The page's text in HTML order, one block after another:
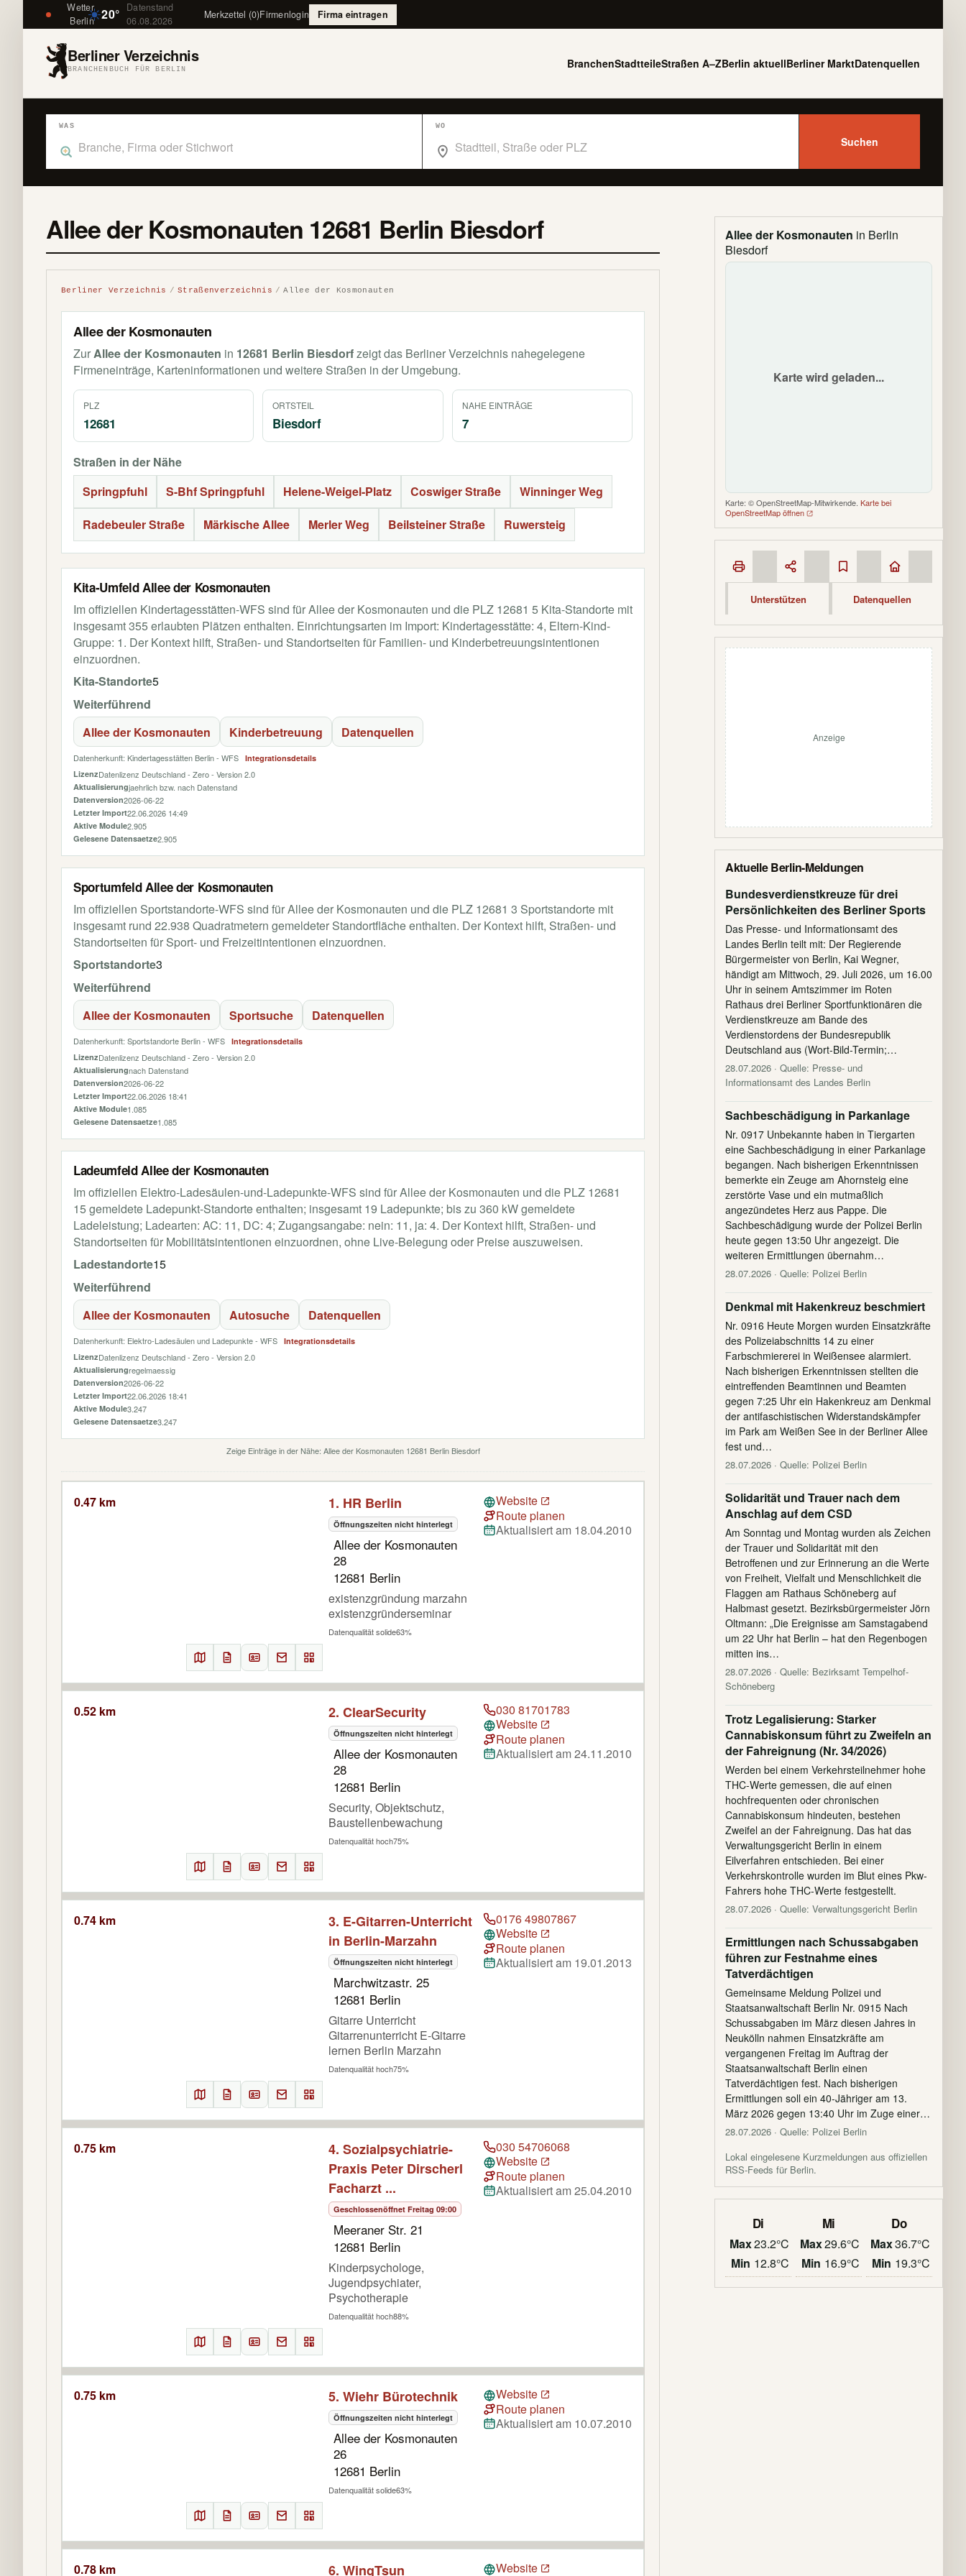
Wetter
Berlin 20°
Datenstand
06.08.2026
Merkzettel (0)Firmenlogin Firma eintragen
Berliner Verzeichnis
BRANCHENBUCH FÜR BERLIN BranchenStadtteileStraßen A–ZBerlin aktuellBerliner MarktDatenquellen
WAS WO
Suchen
Allee der Kosmonauten in Berlin
Biesdorf
Karte wird geladen...
Karte: © OpenStreetMap-Mitwirkende. Karte bei
OpenStreetMap öffnen
Unterstützen Datenquellen
Anzeige
Aktuelle Berlin-Meldungen
Bundesverdienstkreuze für drei
Persönlichkeiten des Berliner Sports
Das Presse- und Informationsamt des
Landes Berlin teilt mit: Der Regierende
Bürgermeister von Berlin, Kai Wegner,
händigt am Mittwoch, 29. Juli 2026, um 16.00
Uhr in seinem Amtszimmer im Roten
Rathaus drei Berliner Sportfunktionären die
Verdienstkreuze am Bande des
Verdienstordens der Bundesrepublik
Deutschland aus (Wort-Bild-Termin;…
28.07.2026 · Quelle: Presse- und
Informationsamt des Landes Berlin
Sachbeschädigung in Parkanlage
Nr. 0917 Unbekannte haben in Tiergarten
eine Sachbeschädigung in einer Parkanlage
begangen. Nach bisherigen Erkenntnissen
bemerkte ein Zeuge am Ahornsteig eine
zerstörte Vase und ein mutmaßlich
angezündetes Herz aus Pappe. Die
Sachbeschädigung wurde der Polizei Berlin
heute gegen 13:50 Uhr angezeigt. Die
weiteren Ermittlungen übernahm…
28.07.2026 · Quelle: Polizei Berlin
Denkmal mit Hakenkreuz beschmiert
Nr. 0916 Heute Morgen wurden Einsatzkräfte
des Polizeiabschnitts 14 zu einer
Farbschmiererei in Weißensee alarmiert.
Nach bisherigen Erkenntnissen stellten die
eintreffenden Beamtinnen und Beamten
gegen 7:25 Uhr ein Hakenkreuz am Denkmal
der antifaschistischen Widerstandskämpfer
im Park am Weißen See in der Berliner Allee
fest und…
28.07.2026 · Quelle: Polizei Berlin
Solidarität und Trauer nach dem
Anschlag auf dem CSD
Am Sonntag und Montag wurden als Zeichen
der Trauer und Solidarität mit den
Betroffenen und zur Erinnerung an die Werte
von Freiheit, Vielfalt und Menschlichkeit die
Flaggen am Rathaus Schöneberg auf
Halbmast gesetzt. Bezirksbürgermeister Jörn
Oltmann: „Die Ereignisse am Samstagabend
um 22 Uhr hat Berlin – hat den Regenbogen
mitten ins…
28.07.2026 · Quelle: Bezirksamt Tempelhof-
Schöneberg
Trotz Legalisierung: Starker
Cannabiskonsum führt zu Zweifeln an
der Fahreignung (Nr. 34/2026)
Werden bei einem Verkehrsteilnehmer hohe
THC-Werte gemessen, die auf einen
hochfrequenten oder chronischen
Cannabiskonsum hindeuten, bestehen
Zweifel an der Fahreignung. Das hat das
Verwaltungsgericht Berlin in einem
Eilverfahren entschieden. Bei einer
Verkehrskontrolle wurden im Blut eines Pkw-
Fahrers hohe THC-Werte festgestellt.
28.07.2026 · Quelle: Verwaltungsgericht Berlin
Ermittlungen nach Schussabgaben
führen zur Festnahme eines
Tatverdächtigen
Gemeinsame Meldung Polizei und
Staatsanwaltschaft Berlin Nr. 0915 Nach
Schussabgaben im März diesen Jahres in
Neukölln nahmen Einsatzkräfte am
vergangenen Freitag im Auftrag der
Staatsanwaltschaft Berlin einen
Tatverdächtigen fest. Nach bisherigen
Ermittlungen soll ein 40-Jähriger am 13.
März 2026 gegen 13:40 Uhr im Zuge einer…
28.07.2026 · Quelle: Polizei Berlin
Lokal eingelesene Kurzmeldungen aus offiziellen
RSS-Feeds für Berlin.
Di
Max23.2°C
Min 12.8°C
Mi
Max29.6°C
Min 16.9°C
Do
Max36.7°C
Min 19.3°C
Allee der Kosmonauten 12681 Berlin Biesdorf
Berliner Verzeichnis Straßenverzeichnis Allee der Kosmonauten
Allee der Kosmonauten
ZurAllee der Kosmonauten in 12681 Berlin Biesdorfzeigt das Berliner Verzeichnis nahegelegene
Firmeneinträge, Karteninformationen und weitere Straßen in der Umgebung.
PLZ
12681
ORTSTEIL
Biesdorf
NAHE EINTRÄGE
7
Straßen in der Nähe
Springpfuhl
S-Bhf Springpfuhl Helene-Weigel-Platz Coswiger Straße
Winninger Weg
Radebeuler Straße
Märkische Allee Merler Weg Beilsteiner Straße Ruwersteig
Kita-Umfeld Allee der Kosmonauten
Im offiziellen Kindertagesstätten-WFS sind für Allee der Kosmonauten und die PLZ 12681 5 Kita-Standorte mit
insgesamt 355 erlaubten Plätzen enthalten. Einrichtungsarten im Import: Kindertagesstätte: 4, Eltern-Kind-
Gruppe: 1. Der Kontext hilft, Straßen- und Standortseiten für Familien- und Kinderbetreuungsintentionen
einzuordnen.
Kita-Standorte5
Weiterführend
Allee der Kosmonauten
Kinderbetreuung Datenquellen
Datenherkunft: Kindertagesstätten Berlin - WFS Integrationsdetails
LizenzDatenlizenz Deutschland - Zero - Version 2.0
Aktualisierungjaehrlich bzw. nach Datenstand
Datenversion2026-06-22
Letzter Import22.06.2026 14:49
Aktive Module2.905
Gelesene Datensaetze2.905
Sportumfeld Allee der Kosmonauten
Im offiziellen Sportstandorte-WFS sind für Allee der Kosmonauten und die PLZ 12681 3 Sportstandorte mit
insgesamt rund 22.938 Quadratmetern gemeldeter Standortfläche enthalten. Der Kontext hilft, Straßen- und
Standortseiten für Sport- und Freizeitintentionen einzuordnen.
Sportstandorte3
Weiterführend
Allee der Kosmonauten
Sportsuche Datenquellen
Datenherkunft: Sportstandorte Berlin - WFS Integrationsdetails
LizenzDatenlizenz Deutschland - Zero - Version 2.0
Aktualisierungnach Datenstand
Datenversion2026-06-22
Letzter Import22.06.2026 18:41
Aktive Module1.085
Gelesene Datensaetze1.085
Ladeumfeld Allee der Kosmonauten
Im offiziellen Elektro-Ladesäulen-und-Ladepunkte-WFS sind für Allee der Kosmonauten und die PLZ 12681
15 gemeldete Ladepunkt-Standorte enthalten; insgesamt 19 Ladepunkte; bis zu 360 kW gemeldete
Ladeleistung; Ladearten: AC: 11, DC: 4; Zugangsangabe: nein: 11, ja: 4. Der Kontext hilft, Straßen- und
Standortseiten für Mobilitätsintentionen einzuordnen, ohne Live-Belegung oder Preise auszuweisen.
Ladestandorte15
Weiterführend
Allee der Kosmonauten
Autosuche Datenquellen
Datenherkunft: Elektro-Ladesäulen und Ladepunkte - WFS Integrationsdetails
LizenzDatenlizenz Deutschland - Zero - Version 2.0
Aktualisierungregelmaessig
Datenversion2026-06-22
Letzter Import22.06.2026 18:41
Aktive Module3.247
Gelesene Datensaetze3.247
Zeige Einträge in der Nähe: Allee der Kosmonauten 12681 Berlin Biesdorf
0.47 km 1. HR Berlin
Öffnungszeiten nicht hinterlegt
Allee der Kosmonauten
28
12681 Berlin
existenzgründung marzahn
existenzgründerseminar
Datenqualität solide63%
Website
Route planen
Aktualisiert am 18.04.2010
0.52 km 2. ClearSecurity
Öffnungszeiten nicht hinterlegt
Allee der Kosmonauten
28
12681 Berlin
Security, Objektschutz,
Baustellenbewachung
Datenqualität hoch75%
030 81701783
Website
Route planen
Aktualisiert am 24.11.2010
0.74 km
3. E-Gitarren-Unterricht
in Berlin-Marzahn
Öffnungszeiten nicht hinterlegt
Marchwitzastr. 25
12681 Berlin
Gitarre Unterricht
Gitarrenunterricht E-Gitarre
lernen Berlin Marzahn
Datenqualität hoch75%
0176 49807867
Website
Route planen
Aktualisiert am 19.01.2013
0.75 km
4. Sozialpsychiatrie-
Praxis Peter Dirscherl
Facharzt ...
Geschlossenöffnet Freitag 09:00
Meeraner Str. 21
12681 Berlin
Kinderpsychologe,
Jugendpsychiater,
Psychotherapie
Datenqualität hoch88%
030 54706068
Website
Route planen
Aktualisiert am 25.04.2010
0.75 km 5. Wiehr Bürotechnik
Öffnungszeiten nicht hinterlegt
Allee der Kosmonauten
26
12681 Berlin
Datenqualität solide63%
Website
Route planen
Aktualisiert am 10.07.2010
0.78 km 6. WingTsun
Website